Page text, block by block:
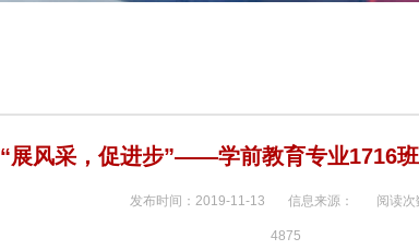
“展风采，促进步”——学前教育专业1716
发布时间：2019-11-13 信息来源： 阅读次
4875